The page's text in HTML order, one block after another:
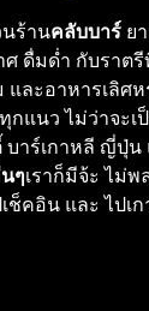
นร้านคลับบาร์ย
ศ ดื่มด่ำ กับราต
และอาหารเลิศ
กแนว ไม่ว่าจะเ
บาร์เกาหลี ญี่ปุ่
ๆเราก็มีจ้ะ ไม่พ
ช็คอิน และ ไปเ